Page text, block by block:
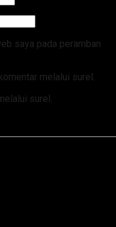
saya pada peramban
melalui surel.
surel.